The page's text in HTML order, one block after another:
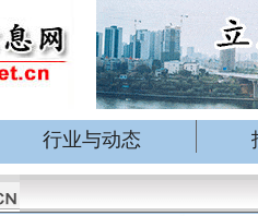
行业与动态